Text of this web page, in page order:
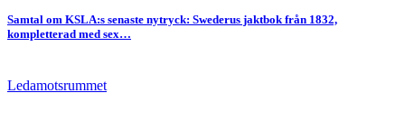
Samtal om KSLA:s senaste nytryck: Swederus jaktbok från 1832,
kompletterad med sex…
Ledamotsrummet